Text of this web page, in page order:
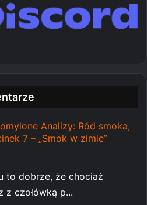
Analizy: Ród smoka,
7 – „Smok w zimie”
to dobrze, że chociaż
z czołówką p...